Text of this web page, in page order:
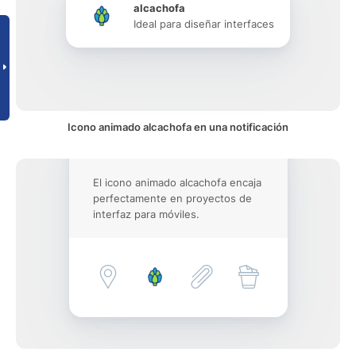
alcachofa
Ideal para diseñar interfaces
Icono animado alcachofa en una notificación
El icono animado alcachofa encaja
perfectamente en proyectos de
interfaz para móviles.